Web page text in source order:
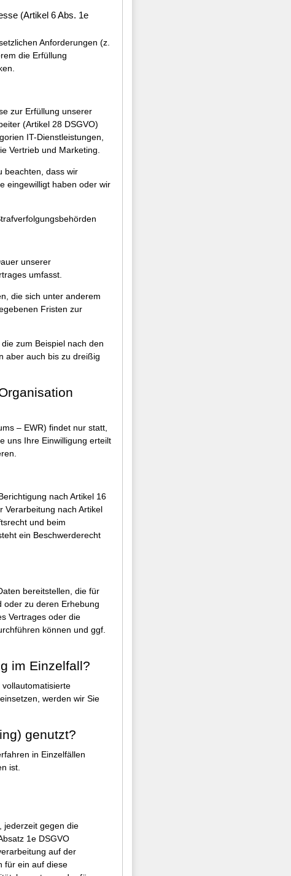
(Artikel 6 Abs. 1e
Anforderungen (z.
die Erfüllung
zur Erfüllung unserer
(Artikel 28 DSGVO)
IT-Dienstleistungen,
Vertrieb und Marketing.
beachten, dass wir
eingewilligt haben oder wir
unserer
umfasst.
die sich unter anderem
Fristen zur
zum Beispiel nach den
aber auch bis zu dreißig
– EWR) findet nur statt,
uns Ihre Einwilligung erteilt
nach Artikel 16
Verarbeitung nach Artikel
und beim
ein Beschwerderecht
bereitstellen, die für
oder zu deren Erhebung
Vertrages oder die
können und ggf.
im Einzelfall?
werden wir Sie
genutzt?
in Einzelfällen
ist.
jederzeit gegen die
1e DSGVO
auf der
für ein auf diese